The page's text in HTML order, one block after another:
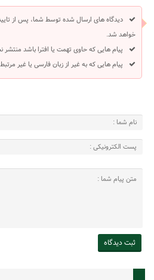
دیدگاه های ارسال شده توسط شما، پس از
خواهد شد.
پیام هایی که حاوی تهمت یا افترا باشد منتشر
پیام هایی که به غیر از زبان فارسی یا غیر